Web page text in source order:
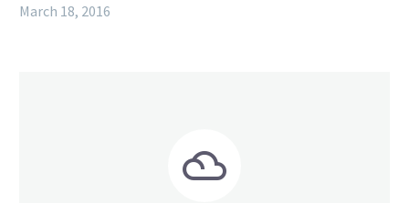
March 18, 2016

